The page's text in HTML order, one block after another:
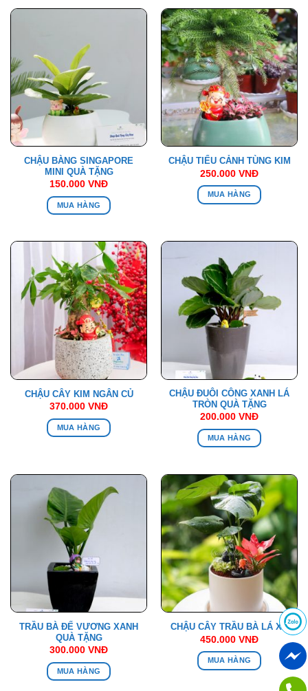
CHẬU BÀNG SINGAPORE
MINI QUÀ TẶNG
150.000 VNĐ
MUA HÀNG
CHẬU TIỂU CẢNH TÙNG KIM
250.000 VNĐ
MUA HÀNG
CHẬU CÂY KIM NGÂN CỦ
370.000 VNĐ
MUA HÀNG
CHẬU ĐUÔI CÔNG XANH LÁ
TRÒN QUÀ TẶNG
200.000 VNĐ
MUA HÀNG
TRẦU BÀ ĐẾ VƯƠNG XANH
QUÀ TẶNG
300.000 VNĐ
MUA HÀNG
CHẬU CÂY TRẦU BÀ LÁ XẺ
450.000 VNĐ
MUA HÀNG